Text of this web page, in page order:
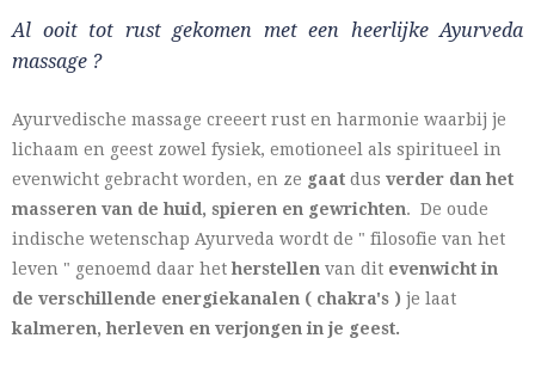
Al ooit tot rust gekomen met een heerlijke Ayurveda
massage ?
Ayurvedische massage creeert rust en harmonie waarbij je
lichaam en geest zowel fysiek, emotioneel als spiritueel in
evenwicht gebracht worden, en ze gaat dus verder dan het
masseren van de huid, spieren en gewrichten. De oude
indische wetenschap Ayurveda wordt de " filosofie van het
leven " genoemd daar het herstellen van dit evenwicht in
de verschillende energiekanalen ( chakra's ) je laat
kalmeren, herleven en verjongen in je geest.